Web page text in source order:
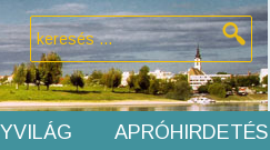
APRÓHIRDETÉS